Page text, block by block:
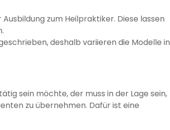
zum Heilpraktiker. Diese lassen
deshalb variieren die Modelle in
sein möchte, der muss in der Lage sein,
zu übernehmen. Dafür ist eine